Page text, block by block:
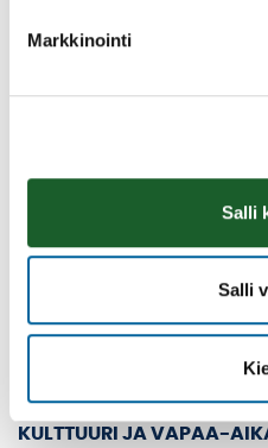
Markkinointi
Salli
Salli
39501 IKAALINEN
Pääsivut
KULTTUURI JA VAPAA-